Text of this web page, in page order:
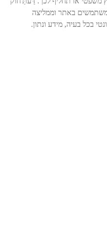
באתר וממליצה
בכל בעיה, מידע ונתון.